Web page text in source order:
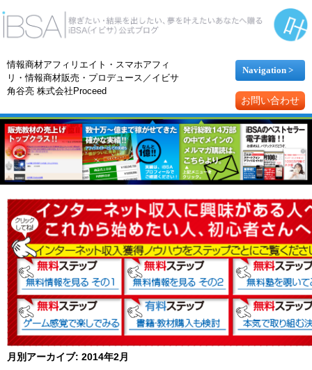
情報商材アフィリエイト・スマホアフィ
リ・情報商材販売・プロデュース／イビサ
角谷亮 株式会社Proceed
Navigation >
お問い合わせ
月別アーカイブ: 2014年2月